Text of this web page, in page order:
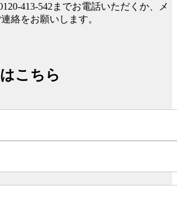
413-542までお電話いただくか、メ
絡をお願いします。
こちら